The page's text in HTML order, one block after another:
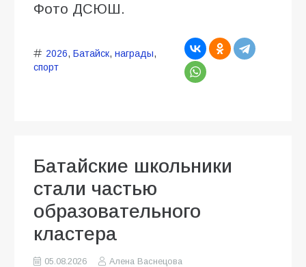
Фото ДСЮШ.
2026, Батайск, награды,
спорт
Батайские школьники
стали частью
образовательного
кластера
05.08.2026
Алена Васнецова